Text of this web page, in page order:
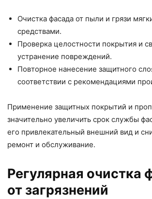
Очистка фасада от пыли и грязи
средствами.
Проверка целостности покрытия и
устранение повреждений.
Повторное нанесение защитного
соответствии с рекомендациями
Применение защитных покрытий и
значительно увеличить срок службы
его привлекательный внешний вид и
ремонт и обслуживание.
Регулярная очистка
от загрязнений